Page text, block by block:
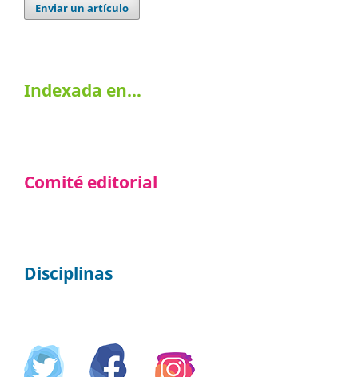
Enviar un artículo
Indexada en…
Comité editorial
Disciplinas